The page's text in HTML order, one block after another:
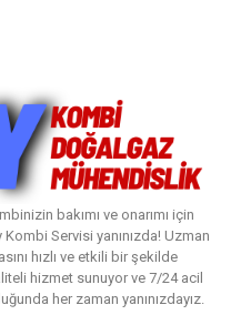
bakımı ve onarımı için
Servisi yanınızda! Uzman
hızlı ve etkili bir şekilde
hizmet sunuyor ve 7/24 acil
her zaman yanınızdayız.